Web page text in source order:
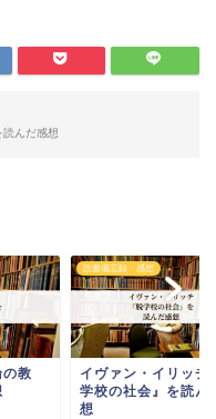
んだ感想
教
読書備忘録・感想
イヴァン・イリッチ
学校の社会』を読ん
想